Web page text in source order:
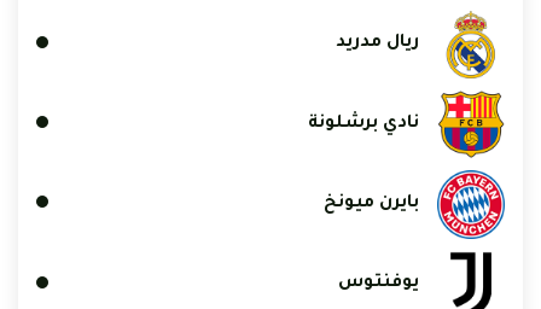
ريال مدريد
نادي برشلونة
بايرن ميونخ
يوفنتوس